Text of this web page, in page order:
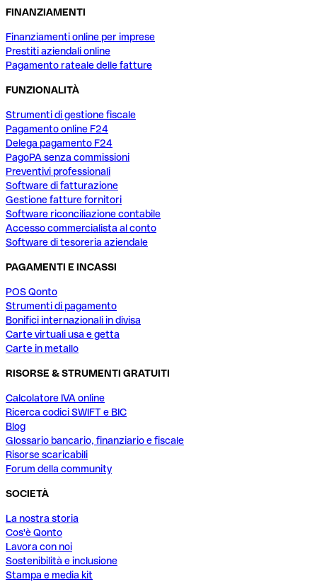
FINANZIAMENTI
Finanziamenti online per imprese
Prestiti aziendali online
Pagamento rateale delle fatture
FUNZIONALITÀ
Strumenti di gestione fiscale
Pagamento online F24
Delega pagamento F24
PagoPA senza commissioni
Preventivi professionali
Software di fatturazione
Gestione fatture fornitori
Software riconciliazione contabile
Accesso commercialista al conto
Software di tesoreria aziendale
PAGAMENTI E INCASSI
POS Qonto
Strumenti di pagamento
Bonifici internazionali in divisa
Carte virtuali usa e getta
Carte in metallo
RISORSE & STRUMENTI GRATUITI
Calcolatore IVA online
Ricerca codici SWIFT e BIC
Blog
Glossario bancario, finanziario e fiscale
Risorse scaricabili
Forum della community
SOCIETÀ
La nostra storia
Cos'è Qonto
Lavora con noi
Sostenibilità e inclusione
Stampa e media kit